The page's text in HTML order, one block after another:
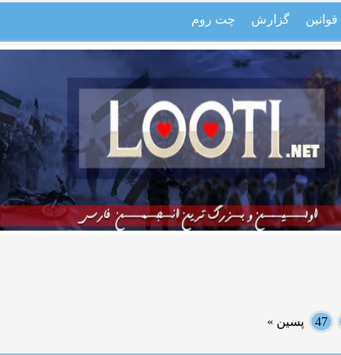
قوانین گزارش چت روم
47 پسین »